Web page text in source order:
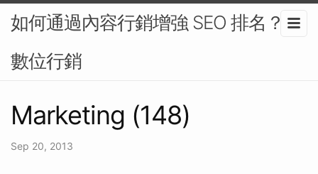
如何通過內容行銷增強 SEO 排名？-
數位行銷
Marketing (148)
Sep 20, 2013